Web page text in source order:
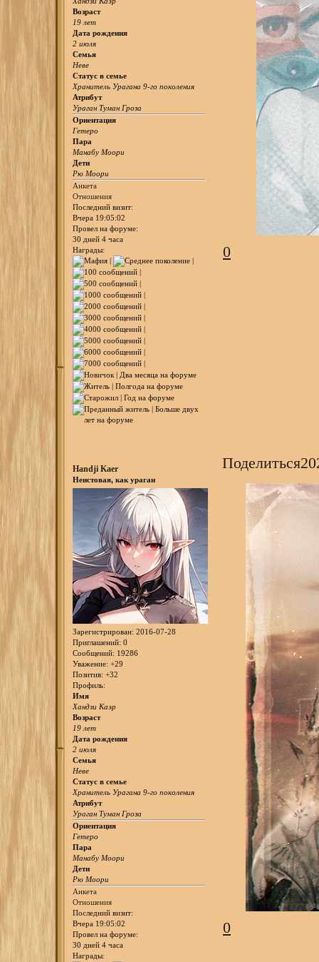
Возраст
19 лет
Дата рождения
2 июля
Семья
Неве
Статус в семье
Хранитель Урагана 9-го поколения
Атрибут
Ураган Туман Гроза
Ориентация
Гетеро
Пара
Манабу Моори
Дети
Рю Моори
Анкета
Отношения
Последний визит:
Вчера 19:05:02
Провел на форуме:
30 дней 4 часа
Награды:
0
Поделиться
Handji Kaer
Неистовая, как ураган
Зарегистрирован: 2016-07-28
Приглашений: 0
Сообщений: 19286
Уважение: +29
Позитив: +32
Профиль:
Имя
Хандзи Каэр
Возраст
19 лет
Дата рождения
2 июля
Семья
Неве
Статус в семье
Хранитель Урагана 9-го поколения
Атрибут
Ураган Туман Гроза
Ориентация
Гетеро
Пара
Манабу Моори
Дети
Рю Моори
Анкета
Отношения
Последний визит:
Вчера 19:05:02
Провел на форуме:
30 дней 4 часа
Награды:
0